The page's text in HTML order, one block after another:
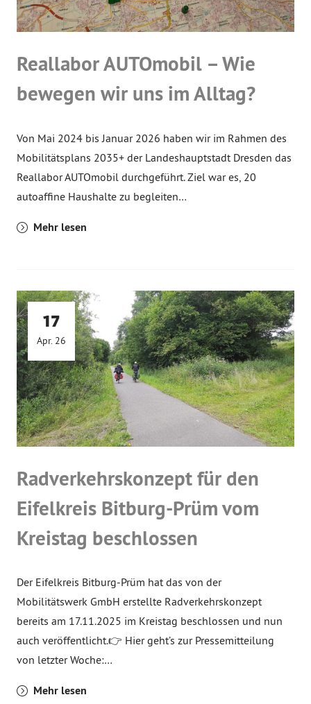
Reallabor AUTOmobil – Wie
bewegen wir uns im Alltag?
Von Mai 2024 bis Januar 2026 haben wir im Rahmen des
Mobilitätsplans 2035+ der Landeshauptstadt Dresden das
Reallabor AUTOmobil durchgeführt. Ziel war es, 20
autoaffine Haushalte zu begleiten…
Mehr lesen
17
Apr. 26
Radverkehrskonzept für den
Eifelkreis Bitburg-Prüm vom
Kreistag beschlossen
Der Eifelkreis Bitburg-Prüm hat das von der
Mobilitätswerk GmbH erstellte Radverkehrskonzept
bereits am 17.11.2025 im Kreistag beschlossen und nun
auch veröffentlicht.👉 Hier geht’s zur Pressemitteilung
von letzter Woche:…
Mehr lesen